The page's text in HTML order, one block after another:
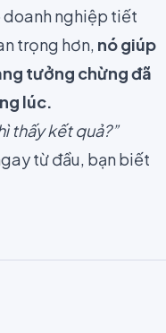
doanh nghiệp tiết
trọng hơn, nó giúp
tưởng chừng đã
lúc.
thấy kết quả?”
từ đầu, bạn biết